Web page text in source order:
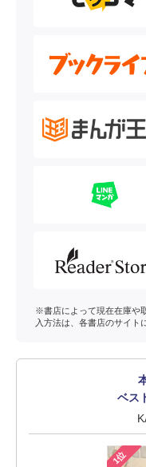
※書店によって現在在庫や
入方法は、各書店のサイト
ベス
1位